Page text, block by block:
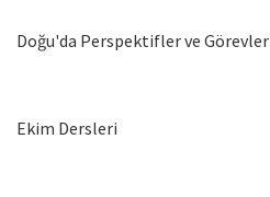
Doğu'da Perspektifler ve Görevler
Ekim Dersleri